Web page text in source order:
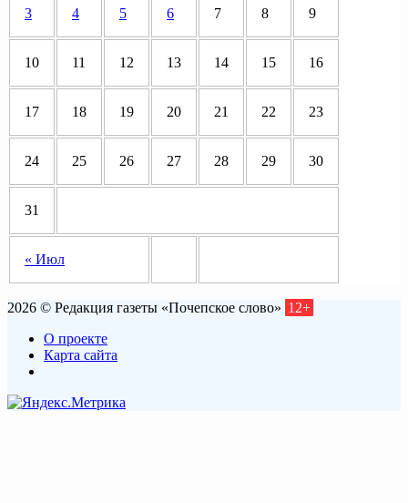
« Июл
3 4 5 6 7 8 9
10 11 12 13 14 15 16
17 18 19 20 21 22 23
24 25 26 27 28 29 30
31
2026 © Редакция газеты «Почепское слово» 12+
О проекте
Карта сайта